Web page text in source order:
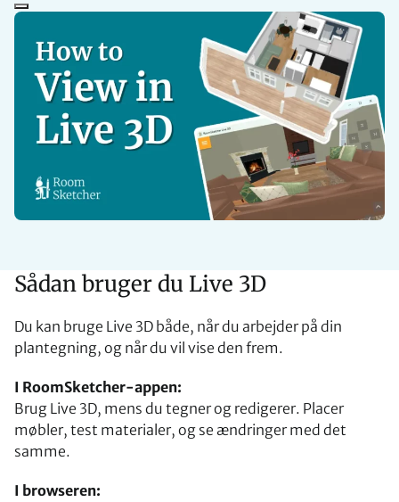
Sådan bruger du Live 3D
Du kan bruge Live 3D både, når du arbejder på din
plantegning, og når du vil vise den frem.
I RoomSketcher-appen:
Brug Live 3D, mens du tegner og redigerer. Placer
møbler, test materialer, og se ændringer med det
samme.
I browseren: